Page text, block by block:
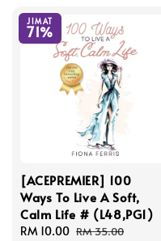
JIMAT
71%
[ACEPREMIER] 100
Ways To Live A Soft,
Calm Life # (L48,PG1)
Sale
RM 10.00 Regular
RM 35.00